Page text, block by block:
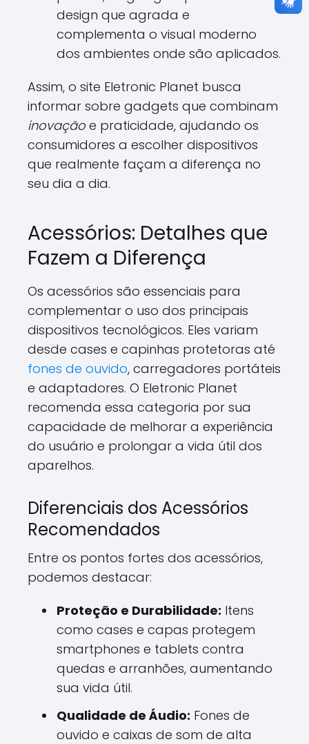
design que agrada e
complementa o visual moderno
dos ambientes onde são aplicados.
Assim, o site Eletronic Planet busca
informar sobre gadgets que combinam
inovação e praticidade, ajudando os
consumidores a escolher dispositivos
que realmente façam a diferença no
seu dia a dia.
Acessórios: Detalhes que
Fazem a Diferença
Os acessórios são essenciais para
complementar o uso dos principais
dispositivos tecnológicos. Eles variam
desde cases e capinhas protetoras até
fones de ouvido, carregadores portáteis
e adaptadores. O Eletronic Planet
recomenda essa categoria por sua
capacidade de melhorar a experiência
do usuário e prolongar a vida útil dos
aparelhos.
Diferenciais dos Acessórios
Recomendados
Entre os pontos fortes dos acessórios,
podemos destacar:
Proteção e Durabilidade: Itens
como cases e capas protegem
smartphones e tablets contra
quedas e arranhões, aumentando
sua vida útil.
Qualidade de Áudio: Fones de
ouvido e caixas de som de alta